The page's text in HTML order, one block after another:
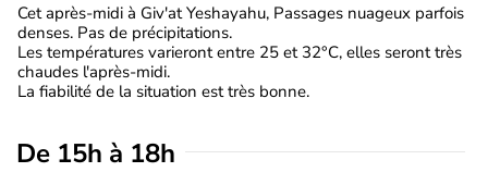
Cet après-midi à Giv'at Yeshayahu, Passages nuageux parfois
denses. Pas de précipitations.
Les températures varieront entre 25 et 32°C, elles seront très
chaudes l'après-midi.
La fiabilité de la situation est très bonne.
De 15h à 18h